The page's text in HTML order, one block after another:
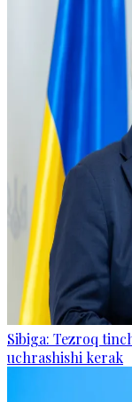
Sibiga: Tezroq
uchrashishi kerak